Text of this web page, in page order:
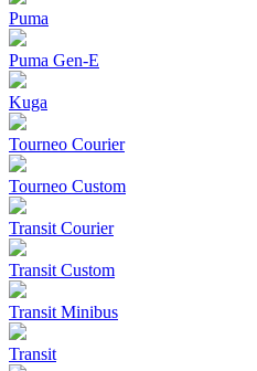
Puma
Puma Gen‑E
Kuga
Tourneo Courier
Tourneo Custom
Transit Courier
Transit Custom
Transit Minibus
Transit